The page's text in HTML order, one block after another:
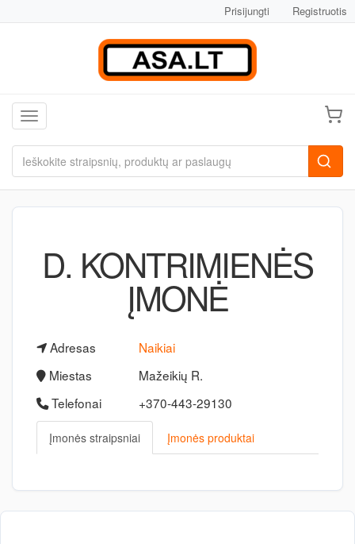
Prisijungti Registruotis
Toggle navigation
D. KONTRIMIENĖS
ĮMONĖ
Adresas
Naikiai
Miestas
Mažeikių R.
Telefonai
+370-443-29130
Įmonės straipsniai Įmonės produktai